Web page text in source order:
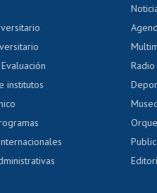
docente
académica
al AUCAI
institutos